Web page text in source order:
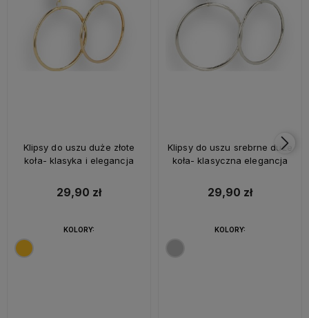
Klipsy do uszu duże złote
koła- klasyka i elegancja
29,90 zł
KOLORY:
Klipsy do uszu srebrne duże
koła- klasyczna elegancja
29,90 zł
KOLORY: